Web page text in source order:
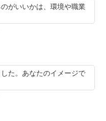
がいいかは、環境や職業
た。あなたのイメージで